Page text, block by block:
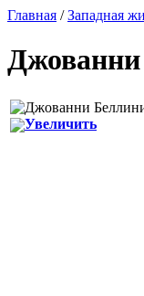
Главная /Западная
Увеличить